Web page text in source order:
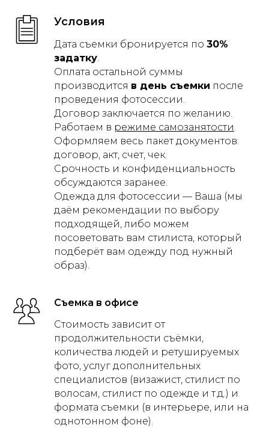
Условия
Дата съемки бронируется по 30%
задатку
Оплата остальной суммы
производится в день съемки после
проведения фотосессии.
Договор заключается по желанию.
Работаем в режиме самозанятости
Оформляем весь пакет документов:
договор, акт, счет, чек.
Срочность и конфиденциальность
обсуждаются заранее.
Одежда для фотосессии — Ваша (мы
даём рекомендации по выбору
подходящей, либо можем
посоветовать вам стилиста, который
подберёт вам одежду под нужный
образ).
Съемка в офисе
Стоимость зависит от
продолжительности съёмки,
количества людей и ретушируемых
фото, услуг дополнительных
специалистов (визажист, стилист по
волосам, стилист по одежде и т.д.) и
формата съемки (в интерьере, или на
однотонном фоне).